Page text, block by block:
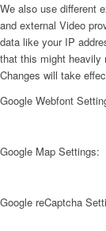
We also use different
and external Video
data like your IP
that this might heavily
Changes will take
Google Webfont
Google Map Settings:
Google reCaptcha